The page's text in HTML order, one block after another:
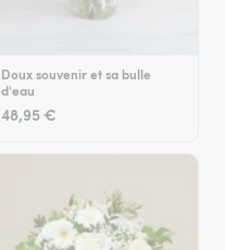
Doux souvenir et sa bulle
d'eau
48,95 €